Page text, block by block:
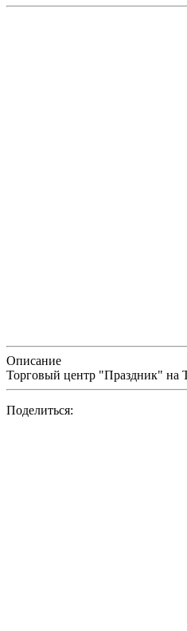
Описание
Торговый центр "Праздник" на
Поделиться: